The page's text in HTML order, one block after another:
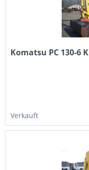
Komatsu PC 130-6 K
Verkauft